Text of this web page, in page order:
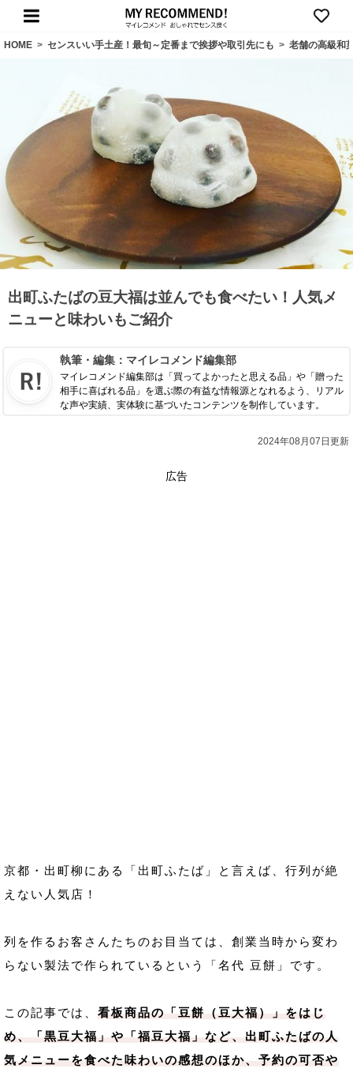
HOME > センスいい手土産！最旬～定番まで挨拶や取引先にも > 老舗の高級和
出町ふたばの豆大福は並んでも食べたい！人気メ
ニューと味わいもご紹介
執筆・編集： マイレコメンド編集部
マイレコメンド編集部は「買ってよかったと思える品」や「贈った
相手に喜ばれる品」を選ぶ際の有益な情報源となれるよう、リアル
な声や実績、実体験に基づいたコンテンツを制作しています。
2024年08月07日更新
広告
京都・出町柳にある「出町ふたば」と言えば、行列が絶
えない人気店！
列を作るお客さんたちのお目当ては、創業当時から変わ
らない製法で作られているという「名代 豆餅」です。
この記事では、 看板商品の「豆餅（豆大福）」をはじ
め、「黒豆大福」や「福豆大福」など、出町ふたばの人
気メニューを食べた味わいの感想のほか、予約の可否や